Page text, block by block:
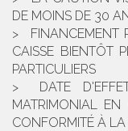
DE MOINS DE 30
FINANCEMENT
CAISSE BIENTÔT
PARTICULIERS
DATE
MATRIMONIAL EN
CONFORMITÉ À